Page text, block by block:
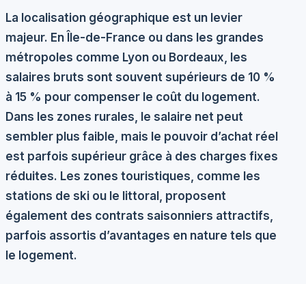
La localisation géographique est un levier
majeur. En Île-de-France ou dans les grandes
métropoles comme Lyon ou Bordeaux, les
salaires bruts sont souvent supérieurs de 10 %
à 15 % pour compenser le coût du logement.
Dans les zones rurales, le salaire net peut
sembler plus faible, mais le pouvoir d’achat réel
est parfois supérieur grâce à des charges fixes
réduites. Les zones touristiques, comme les
stations de ski ou le littoral, proposent
également des contrats saisonniers attractifs,
parfois assortis d’avantages en nature tels que
le logement.